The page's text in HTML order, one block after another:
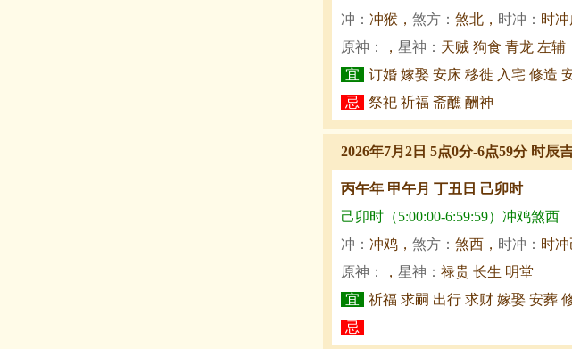
冲： 冲猴， 煞方： 煞北， 时冲： 时冲
原神：
， 星神： 天贼 狗食 青龙 左辅
宜
订婚 嫁娶 安床 移徙 入宅 修造
忌
祭祀 祈福 斋醮 酬神
2026年7月2日 5点0分-6点59分 时辰
丙午年 甲午月 丁丑日 己卯时
己卯时（5:00:00-6:59:59）冲鸡煞西
冲： 冲鸡， 煞方： 煞西， 时冲： 时
原神：
， 星神： 禄贵 长生 明堂
宜
祈福 求嗣 出行 求财 嫁娶 安葬
忌